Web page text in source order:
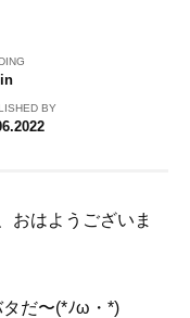
BY
おはようございま
だ〜(*ﾉω・*)